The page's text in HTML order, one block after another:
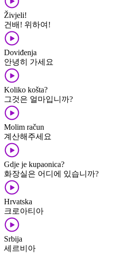
Živjeli!
건배! 위하여!
Doviđenja
안녕히 가세요
Koliko košta?
그것은 얼마입니까?
Molim račun
계산해주세요
Gdje je kupaonica?
화장실은 어디에 있습니까?
Hrvatska
크로아티아
Srbija
세르비아